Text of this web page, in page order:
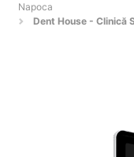
Napoca
Dent House - Clinică